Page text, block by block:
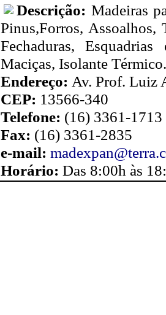
Descrição: Madeiras
Pinus,Forros, Assoalhos,
Fechaduras,
Maciças, Isolante Térmico.
Endereço: Av. Prof. Luiz
CEP: 13566-340
Telefone: (16) 3361-
Fax: (16) 3361-2835
e-mail:
Horário: Das 8:00h às